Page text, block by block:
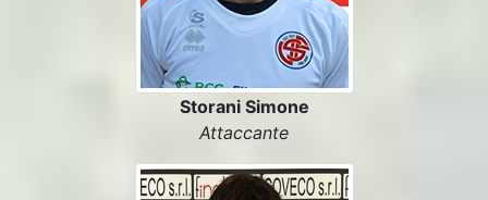
Storani Simone
Attaccante